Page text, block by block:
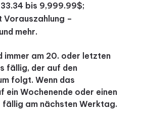
bis 9,999.99$;
Vorauszahlung –
mehr.
immer am 20. oder letzten
fällig, der auf den
folgt. Wenn das
ein Wochenende oder einen
am nächsten Werktag.